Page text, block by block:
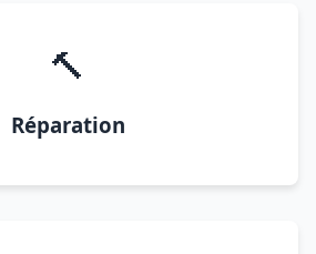
🔨
Réparation